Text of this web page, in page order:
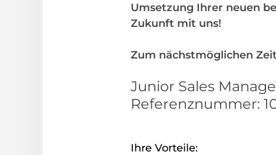
Umsetzung Ihrer neuen
Zukunft mit uns!
Zum nächstmöglichen
Junior Sales
Referenznummer:
Ihre Vorteile: